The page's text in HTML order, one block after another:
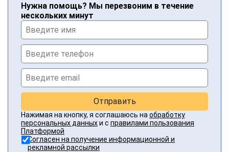
Нужна помощь? Мы перезвоним в течение
нескольких минут
Отправить
Нажимая на кнопку, я соглашаюсь на обработку
персональных данныхи с правилами пользования
Платформой
Согласен на получение информационной и
рекламной рассылки